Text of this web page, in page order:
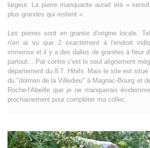
largeur. La pierre manquante aurait été «
plus grandes qui restent ».
Les pierres sont en granite d'origine locale.
n'en ai vu que 2 exactement à l'endroit
immense et il y a des dalles de granites à fleur
partout... Par contre c'est le seul alignement
département du 8.7. Hihihi. Mais le site est
du "dolmen de la Villedieu" à Magnac-Bourg et
Roche-l'Abeille que je ne manquerais
prochainement pour compléter ma collec.